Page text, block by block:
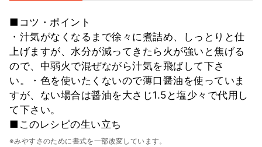
■コツ・ポイント
・汁気がなくなるまで徐々に煮詰め、しっとりと仕
上げますが、水分が減ってきたら火が強いと焦げる
ので、中弱火で混ぜながら汁気を飛ばして下さ
い。・色を使いたくないので薄口醤油を使っていま
すが、ない場合は醤油を大さじ1.5と塩少々で代用し
て下さい。
■このレシピの生い立ち
※みやすさのために書式を一部改変しています。